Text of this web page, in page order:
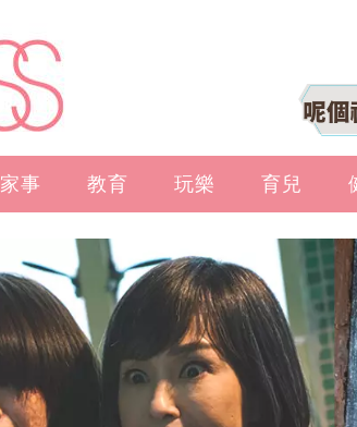
家事 教育 玩樂 育兒